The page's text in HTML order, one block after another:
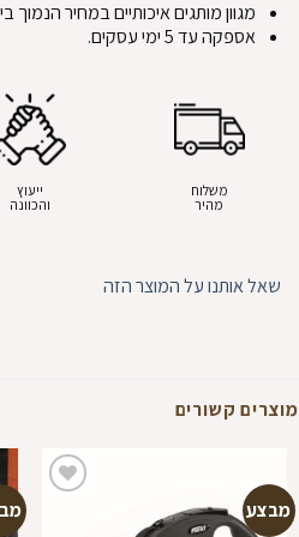
מגוון מותגים איכותיים במחיר הנמוך
אספקה עד 5 ימי עסקים.
משלוח
מהיר
ייעוץ
והכוונה
שאל אותנו על המוצר הזה
מוצרים קשורים
מבצע